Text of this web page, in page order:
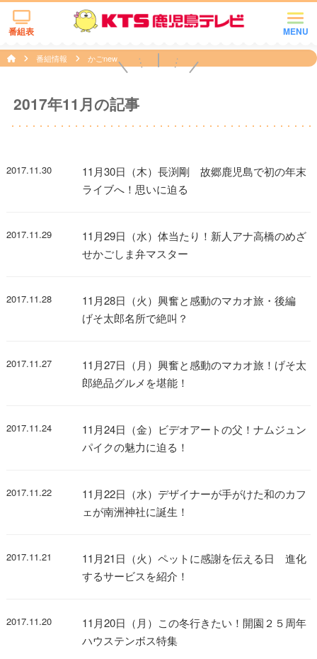
MENU
番組表
番組情報 かごnew
2017年11月の記事
2017.11.30
11月30日（木）長渕剛 故郷鹿児島で初の年末
ライブへ！思いに迫る
2017.11.29
11月29日（水）体当たり！新人アナ高橋のめざ
せかごしま弁マスター
2017.11.28
11月28日（火）興奮と感動のマカオ旅・後編
げそ太郎名所で絶叫？
2017.11.27
11月27日（月）興奮と感動のマカオ旅！げそ太
郎絶品グルメを堪能！
2017.11.24
11月24日（金）ビデオアートの父！ナムジュン
パイクの魅力に迫る！
2017.11.22
11月22日（水）デザイナーが手がけた和のカフ
ェが南洲神社に誕生！
2017.11.21
11月21日（火）ペットに感謝を伝える日 進化
するサービスを紹介！
2017.11.20
11月20日（月）この冬行きたい！開園２５周年
ハウステンボス特集